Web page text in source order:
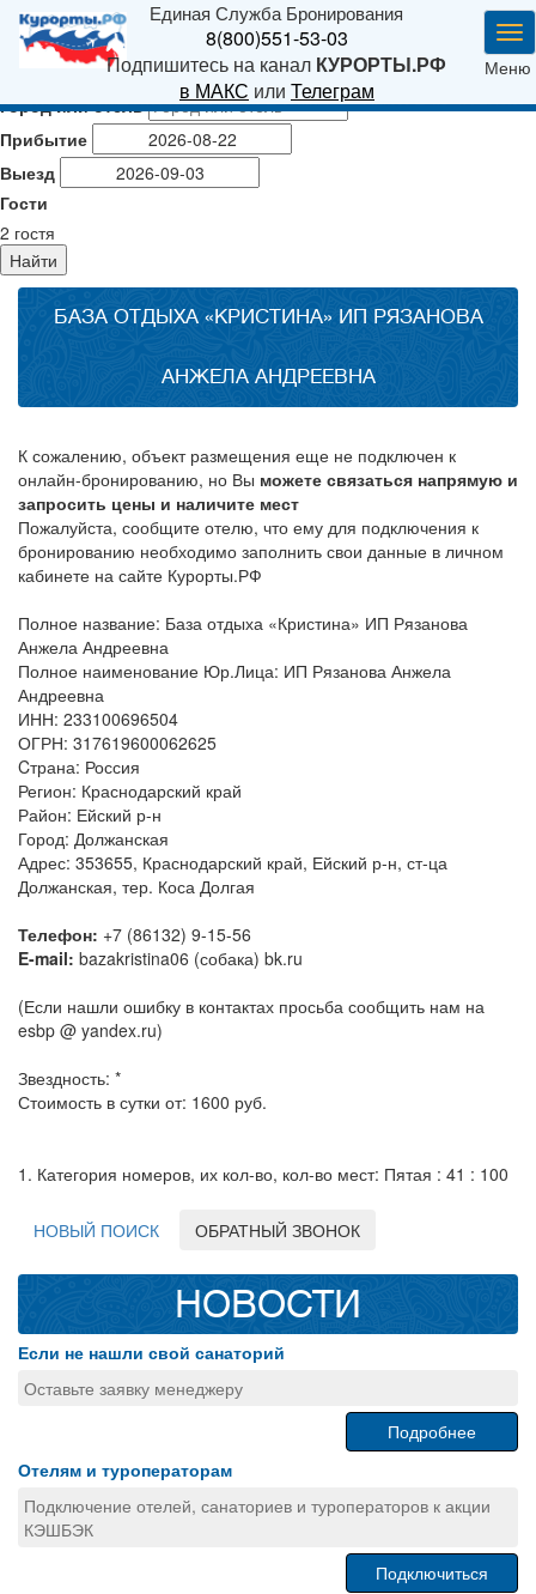
Единая Служба Бронирования
8(800)551-53-03
Подпишитесь на канал КУРОРТЫ.РФ
в МАКС или Телеграм
Меню
Город или отель
Прибытие
Выезд
Гости
2 гостя
Найти
БАЗА ОТДЫХА «КРИСТИНА» ИП РЯЗАНОВА
АНЖЕЛА АНДРЕЕВНА
К сожалению, объект размещения еще не подключен к
онлайн-бронированию, но Вы можете связаться напрямую и
запросить цены и наличите мест
Пожалуйста, сообщите отелю, что ему для подключения к
бронированию необходимо заполнить свои данные в личном
кабинете на сайте Курорты.РФ
Полное название: База отдыха «Кристина» ИП Рязанова
Анжела Андреевна
Полное наименование Юр.Лица: ИП Рязанова Анжела
Андреевна
ИНН: 233100696504
ОГРН: 317619600062625
Cтрана: Россия
Регион: Краснодарский край
Район: Ейский р-н
Город: Должанская
Адрес: 353655, Краснодарский край, Ейский р-н, ст-ца
Должанская, тер. Коса Долгая
Телефон: +7 (86132) 9-15-56
E-mail: bazakristina06 (собака) bk.ru
(Если нашли ошибку в контактах просьба сообщить нам на
esbp @ yandex.ru)
Звездность: *
Стоимость в сутки от: 1600 руб.
1. Категория номеров, их кол-во, кол-во мест: Пятая : 41 : 100
НОВЫЙ ПОИСК ОБРАТНЫЙ ЗВОНОК
НОВОСТИ
Если не нашли свой санаторий
Оставьте заявку менеджеру
Подробнее
Отелям и туроператорам
Подключение отелей, санаториев и туроператоров к акции
КЭШБЭК
Подключиться